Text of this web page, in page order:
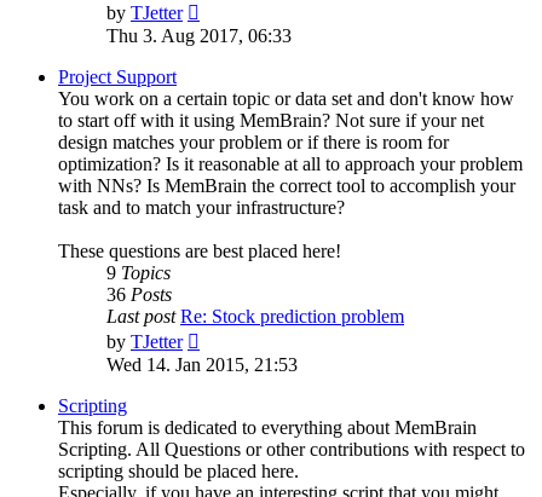
by TJetter
the
Thu 3. Aug 2017, 06:33
Project Support
You work on a certain topic or data set and don't know how
to start off with it using MemBrain? Not sure if your net
design matches your problem or if there is room for
optimization? Is it reasonable at all to approach your problem
with NNs? Is MemBrain the correct tool to accomplish your
task and to match your infrastructure?
These questions are best placed here!
9 Topics
36 Posts
Last post Re: Stock prediction problem
by TJetter
the
Wed 14. Jan 2015, 21:53
Scripting
This forum is dedicated to everything about MemBrain
Scripting. All Questions or other contributions with respect to
scripting should be placed here.